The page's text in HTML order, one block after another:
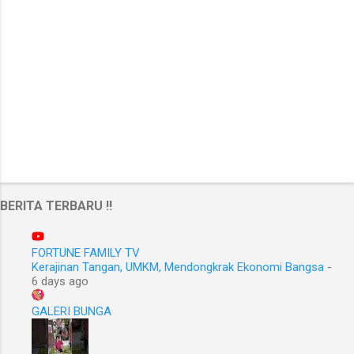
BERITA TERBARU !!
FORTUNE FAMILY TV
Kerajinan Tangan, UMKM, Mendongkrak Ekonomi Bangsa -
6 days ago
GALERI BUNGA